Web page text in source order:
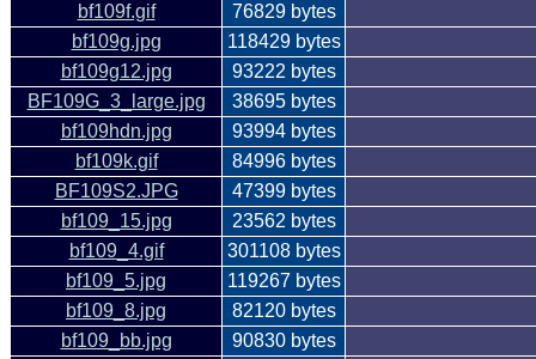
bf109f.gif
76829 bytes
bf109g.jpg
118429 bytes
bf109g12.jpg
93222 bytes
BF109G_3_large.jpg
38695 bytes
bf109hdn.jpg
93994 bytes
bf109k.gif
84996 bytes
BF109S2.JPG
47399 bytes
bf109_15.jpg
23562 bytes
bf109_4.gif
301108 bytes
bf109_5.jpg
119267 bytes
bf109_8.jpg
82120 bytes
bf109_bb.jpg
90830 bytes